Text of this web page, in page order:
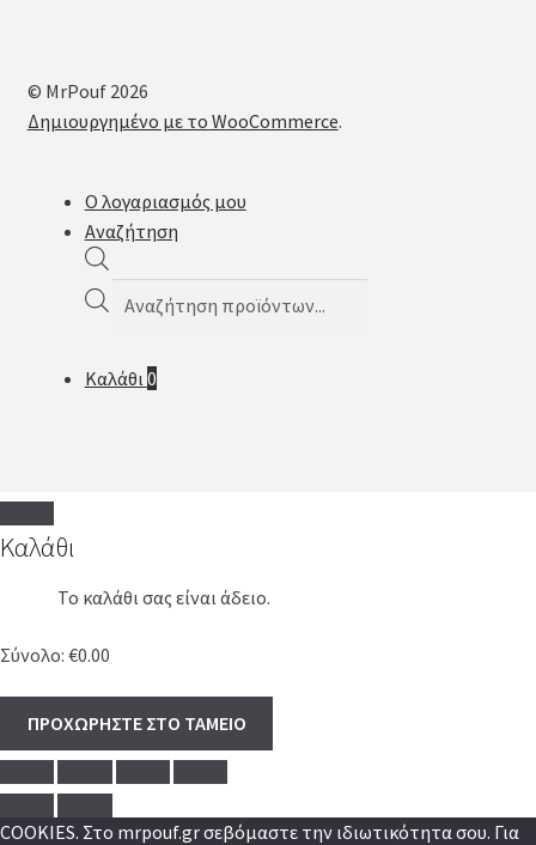
© MrPouf 2026
Δημιουργημένο με το WooCommerce.
Ο λογαριασμός μου
Αναζήτηση
Products
search
Καλάθι 0
Καλάθι
Το καλάθι σας είναι άδειο.
Σύνολο: €0.00
ΠΡΟΧΩΡΗΣΤΕ ΣΤΟ ΤΑΜΕΙΟ
COOKIES. Στο mrpouf.gr σεβόμαστε την ιδιωτικότητα σου. Για